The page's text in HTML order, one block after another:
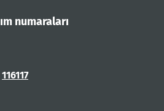
numaraları
116117